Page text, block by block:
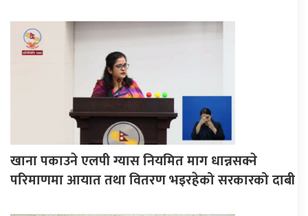
खाना पकाउने एलपी ग्यास नियमित माग धान्नसक्ने
परिमाणमा आयात तथा वितरण भइरहेको सरकारको दाबी